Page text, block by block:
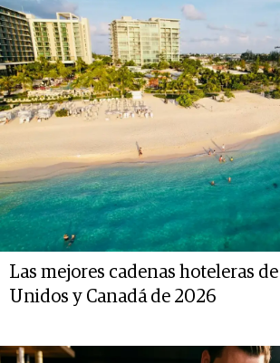
Las mejores cadenas hoteleras
Unidos y Canadá de 2026